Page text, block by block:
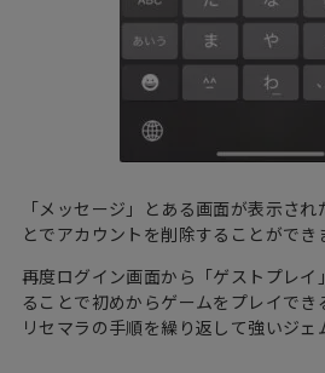
「メッセージ」とある画面が表示さ
とでアカウントを削除することができ
再度ログイン画面から「ゲストプレ
ることで初めからゲームをプレイでき
リセマラの手順を繰り返して強いジェ